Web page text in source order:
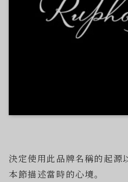
決定使用此品牌名稱的起源
本節描述當時的心境。